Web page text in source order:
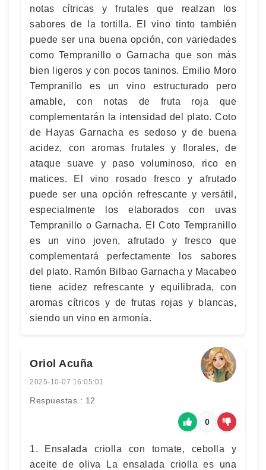
notas cítricas y frutales que realzan los
sabores de la tortilla. El vino tinto también
puede ser una buena opción, con variedades
como Tempranillo o Garnacha que son más
bien ligeros y con pocos taninos. Emilio Moro
Tempranillo es un vino estructurado pero
amable, con notas de fruta roja que
complementarán la intensidad del plato. Coto
de Hayas Garnacha es sedoso y de buena
acidez, con aromas frutales y florales, de
ataque suave y paso voluminoso, rico en
matices. El vino rosado fresco y afrutado
puede ser una opción refrescante y versátil,
especialmente los elaborados con uvas
Tempranillo o Garnacha. El Coto Tempranillo
es un vino joven, afrutado y fresco que
complementará perfectamente los sabores
del plato. Ramón Bilbao Garnacha y Macabeo
tiene acidez refrescante y equilibrada, con
aromas cítricos y de frutas rojas y blancas,
siendo un vino en armonía.
Oriol Acuña
2025-10-07 16:05:01
Respuestas : 12
0
1. Ensalada criolla con tomate, cebolla y
aceite de oliva La ensalada criolla es una